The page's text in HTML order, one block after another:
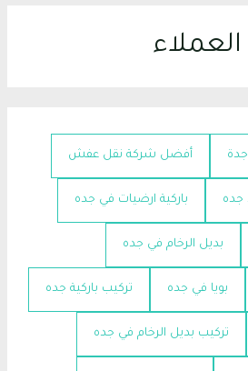
أفضل شركة نقل عفش
جده باركية ارضيات في جده
بديل الرخام في جده
بويا في جده تركيب باركية جده
تركيب بديل الرخام في جده